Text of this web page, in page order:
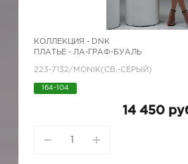
КОЛЛЕКЦИЯ - DNK
ПЛАТЬЕ - ЛА-ГРАФ-БУАЛЬ
223-7132/MONIK(СВ.-СЕРЫЙ)
164-104
14 450